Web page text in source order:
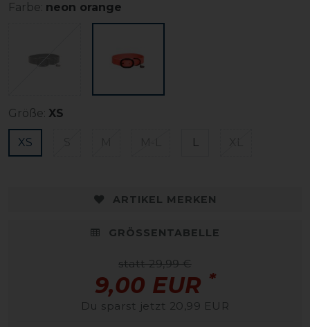
Farbe: neon orange
Größe: XS
XS L
ARTIKEL MERKEN
GRÖSSENTABELLE
statt 29,99 €
9,00 EUR *
Du sparst jetzt 20,99 EUR